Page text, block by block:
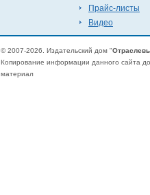
Прайс-листы
Видео
© 2007-2026. Издательский дом "
Копирование информации данного сайта
материал